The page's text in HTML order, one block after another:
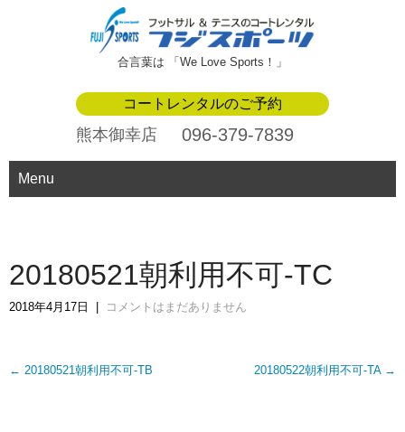
合言葉は 「We Love Sports！」
コートレンタルのご予約
熊本御幸店 096-379-7839
Menu
20180521朝利用不可-TC
2018年4月17日 コメントはまだありません
Post
← 20180521朝利用不可-TB 20180522朝利用不可-TA →